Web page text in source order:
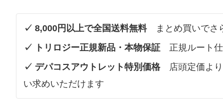
✓ 8,000円以上で全国送料無料まとめ買いでさ
✓ トリロジー正規新品・本物保証 正規ルート
✓ デパコスアウトレット特別価格店頭定価より
い求めいただけます